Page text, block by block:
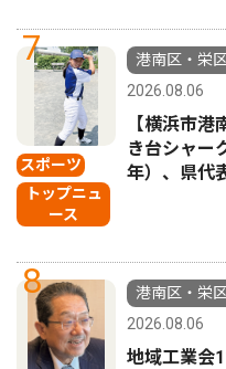
7
スポーツ
トップニュ
ース
港南区・栄
2026.08.06
【横浜市
き台シャー
年）、県代
8
港南区・栄
2026.08.06
地域工業会